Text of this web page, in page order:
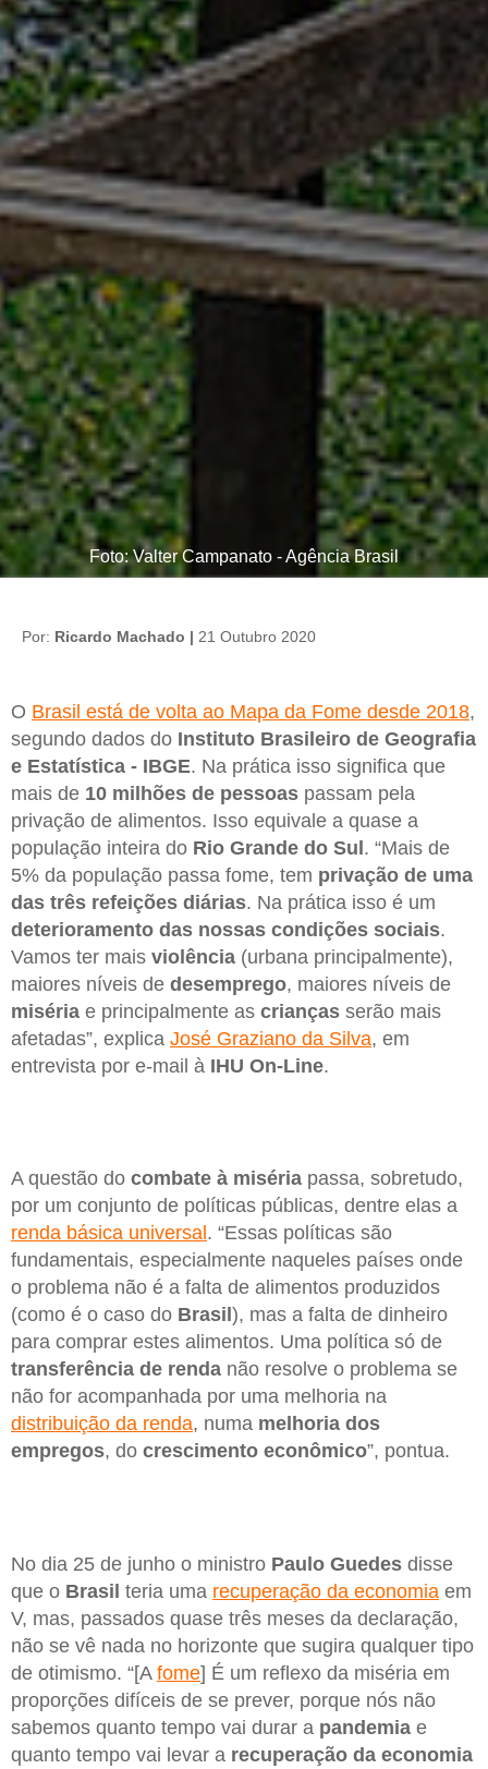
Foto: Valter Campanato - Agência Brasil
Por: Ricardo Machado | 21 Outubro 2020
O Brasil está de volta ao Mapa da Fome desde 2018,
segundo dados do Instituto Brasileiro de Geografia
e Estatística - IBGE. Na prática isso significa que
mais de 10 milhões de pessoas passam pela
privação de alimentos. Isso equivale a quase a
população inteira do Rio Grande do Sul . “Mais de
5% da população passa fome, tem privação de uma
das três refeições diárias. Na prática isso é um
deterioramento das nossas condições sociais.
Vamos ter mais violência (urbana principalmente),
maiores níveis de desemprego, maiores níveis de
miséria e principalmente as crianças serão mais
afetadas”, explica José Graziano da Silva, em
entrevista por e-mail à IHU On-Line.
A questão do combate à miséria passa, sobretudo,
por um conjunto de políticas públicas, dentre elas a
renda básica universal . “Essas políticas são
fundamentais, especialmente naqueles países onde
o problema não é a falta de alimentos produzidos
(como é o caso do Brasil ), mas a falta de dinheiro
para comprar estes alimentos. Uma política só de
transferência de renda não resolve o problema se
não for acompanhada por uma melhoria na
distribuição da renda, numa melhoria dos
empregos, do crescimento econômico”, pontua.
No dia 25 de junho o ministro Paulo Guedes disse
que o Brasil teria uma recuperação da economia em
V, mas, passados quase três meses da declaração,
não se vê nada no horizonte que sugira qualquer tipo
de otimismo. “[A fome] É um reflexo da miséria em
proporções difíceis de se prever, porque nós não
sabemos quanto tempo vai durar a pandemia e
quanto tempo vai levar a recuperação da economia